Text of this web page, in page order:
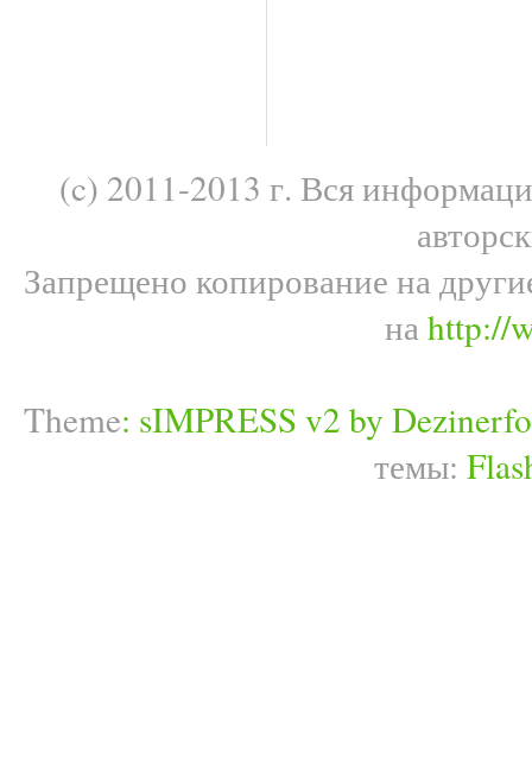
(c) 2011-2013 г. Вся
Запрещено копирование на
наhttp://
Theme: sIMPRESS v2 by
темы: